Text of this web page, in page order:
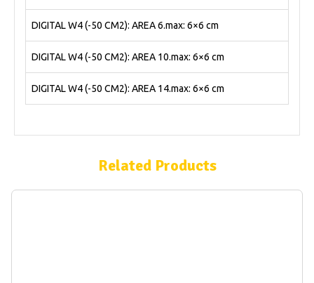
DIGITAL W4 (-50 CM2): AREA 6.max: 6×6 cm
DIGITAL W4 (-50 CM2): AREA 10.max: 6×6 cm
DIGITAL W4 (-50 CM2): AREA 14.max: 6×6 cm
Related Products